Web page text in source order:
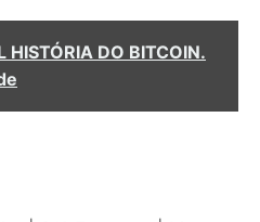
HISTÓRIA DO BITCOIN.